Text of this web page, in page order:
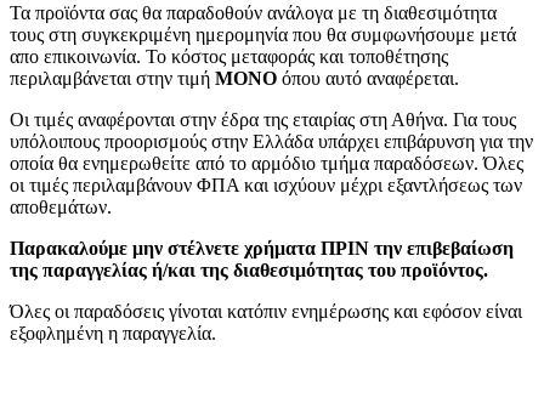
Τα προϊόντα σας θα παραδοθούν ανάλογα με τη διαθεσιμότητα
τους στη συγκεκριμένη ημερομηνία που θα συμφωνήσουμε μετά
απο επικοινωνία. Το κόστος μεταφοράς και τοποθέτησης
περιλαμβάνεται στην τιμή MONO όπου αυτό αναφέρεται.
Οι τιμές αναφέρονται στην έδρα της εταιρίας στη Αθήνα. Για τους
υπόλοιπους προορισμούς στην Ελλάδα υπάρχει επιβάρυνση για την
οποία θα ενημερωθείτε από το αρμόδιο τμήμα παραδόσεων. Όλες
οι τιμές περιλαμβάνουν ΦΠΑ και ισχύουν μέχρι εξαντλήσεως των
αποθεμάτων.
Παρακαλούμε μην στέλνετε χρήματα ΠΡΙΝ την επιβεβαίωση
της παραγγελίας ή/και της διαθεσιμότητας του προϊόντος.
Όλες οι παραδόσεις γίνοται κατόπιν ενημέρωσης και εφόσον είναι
εξοφλημένη η παραγγελία.